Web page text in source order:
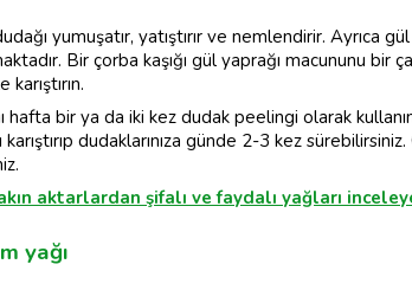
yumuşatır, yatıştırır ve nemlendirir. Ayrıca
Bir çorba kaşığı gül yaprağı macununu bir
hafta bir ya da iki kez dudak peelingi olarak
karıştırıp dudaklarınıza günde 2-3 kez
aktarlardan şifalı ve faydalı yağları
yağı